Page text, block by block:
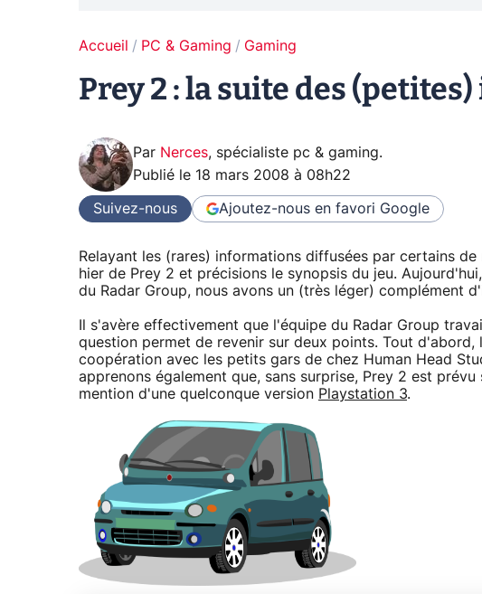
Accueil PC & Gaming Gaming
Prey 2 : la suite des
Par Nerces, spécialiste pc & gaming.
Publié le 18 mars 2008 à 08h22
Suivez-nous Ajoutez-nous en favori Google
Relayant les (rares) informations diffusées par certains
hier de Prey 2 et précisions le synopsis du jeu.
du Radar Group, nous avons un (très léger) complément
Il s'avère effectivement que l'équipe du Radar Group
question permet de revenir sur deux points. Tout
coopération avec les petits gars de chez Human Head
apprenons également que, sans surprise, Prey 2 est prévu
mention d'une quelconque version Playstation 3.